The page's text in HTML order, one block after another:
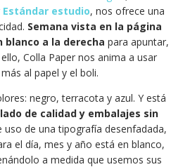
Estándar estudio, nos ofrece una
Semana vista en la página
blanco a la derecha para apuntar,
Colla Paper nos anima a usar
al papel y el boli.
negro, terracota y azul. Y está
de calidad y embalajes sin
uso de una tipografía desenfadada,
el día, mes y año está en blanco,
a medida que usemos sus